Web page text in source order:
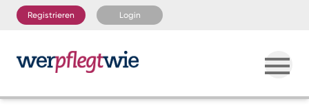
Registrieren Login